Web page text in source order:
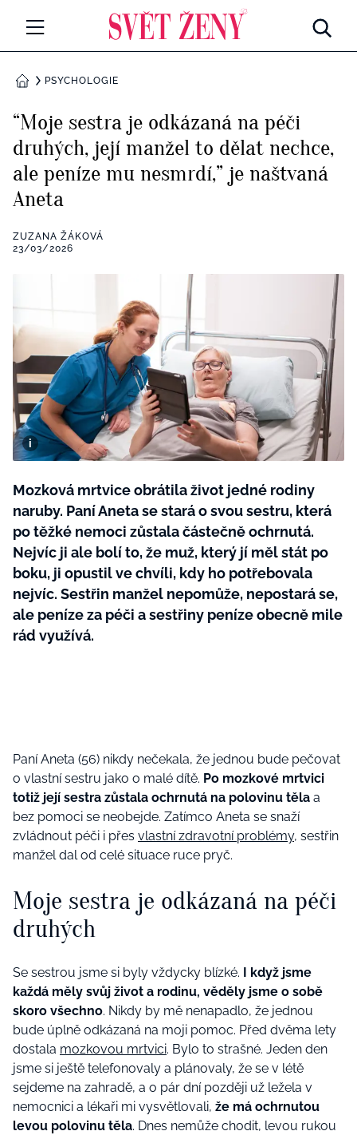
Všechny kategorie
Rozhovory
RETROHUBKY
PSYCHOLOGIE
Seberozvoj
ZDRAVÍ
ZÁBAVA
Všechny kategorie
Testy a kvízy
Všechny kategorie
Tvoření
Rady a tipy
BurdaMedia
Extra
SVĚT ŽENY - 599 KČ
ROČNÍ PŘEDPLATNÉ SVĚT ŽENY +
SADA PRODUKTŮ MANA (10 ks)
DOMŮPSYCHOLOGIE
“Moje sestra je odkázaná na péči
druhých, její manžel to dělat nechce,
ale peníze mu nesmrdí,” je naštvaná
Aneta
ZUZANA ŽÁKOVÁ
23/03/2026
Mozková mrtvice obrátila život jedné rodiny
naruby. Paní Aneta se stará o svou sestru, která
po těžké nemoci zůstala částečně ochrnutá.
Nejvíc ji ale bolí to, že muž, který jí měl stát po
boku, ji opustil ve chvíli, kdy ho potřebovala
nejvíc. Sestřin manžel nepomůže, nepostará se,
ale peníze za péči a sestřiny peníze obecně mile
rád využívá.
Paní Aneta (56) nikdy nečekala, že jednou bude pečovat
o vlastní sestru jako o malé dítě. Po mozkové mrtvici
totiž její sestra zůstala ochrnutá na polovinu těla a
bez pomoci se neobejde. Zatímco Aneta se snaží
zvládnout péči i přes vlastní zdravotní problémy, sestřin
manžel dal od celé situace ruce pryč.
Moje sestra je odkázaná na péči
druhých
Se sestrou jsme si byly vždycky blízké. I když jsme
každá měly svůj život a rodinu, věděly jsme o sobě
skoro všechno. Nikdy by mě nenapadlo, že jednou
bude úplně odkázaná na moji pomoc. Před dvěma lety
dostala mozkovou mrtvici. Bylo to strašné. Jeden den
jsme si ještě telefonovaly a plánovaly, že se v létě
sejdeme na zahradě, a o pár dní později už ležela v
nemocnici a lékaři mi vysvětlovali, že má ochrnutou
levou polovinu těla. Dnes nemůže chodit, levou rukou